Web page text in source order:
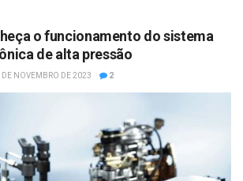
o funcionamento do sistema
de alta pressão
DE NOVEMBRO DE 2023 2